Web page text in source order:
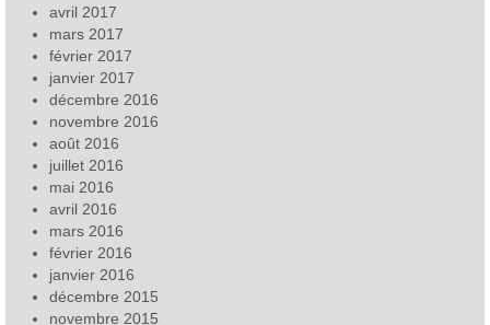
avril 2017
mars 2017
février 2017
janvier 2017
décembre 2016
novembre 2016
août 2016
juillet 2016
mai 2016
avril 2016
mars 2016
février 2016
janvier 2016
décembre 2015
novembre 2015